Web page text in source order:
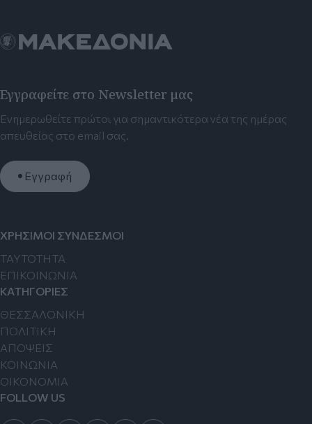
Εγγραφείτε στο Newsletter μας
Ενημερωθείτε πρώτοι για σημαντικότερα νέα της ημέρας
απευθείας στο email σας.
Εγγραφή
ΧΡΗΣΙΜΟΙ ΣΥΝΔΕΣΜΟΙ
TAYTOTHTA
ΕΠΙΚΟΙΝΩΝΙΑ
ΚΑΤΗΓΟΡΙΕΣ
ΘΕΣΣΑΛΟΝΙΚΗ
ΠΟΛΙΤΙΚΗ
ΑΠΟΨΕΙΣ
ΚΟΙΝΩΝΙΑ
ΟΙΚΟΝΟΜΙΑ
FOLLOW US